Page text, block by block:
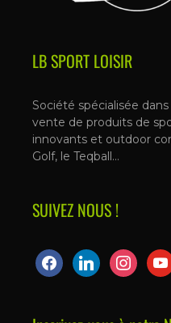
LB SPORT LOISIR
Société spécialisée
vente de produits de
innovants et outdoor
Golf, le Teqball…
SUIVEZ NOUS !